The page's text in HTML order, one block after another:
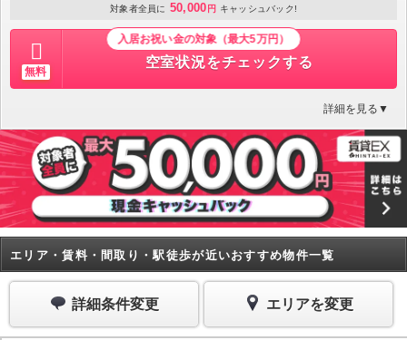
対象者全員に 50,000 円 キャッシュバック!
無料
入居お祝い金の対象（最大5万円）
空室状況をチェックする
詳細を見る▼
エリア・賃料・間取り・駅徒歩が近いおすすめ物件一覧
詳細条件変更 エリアを変更